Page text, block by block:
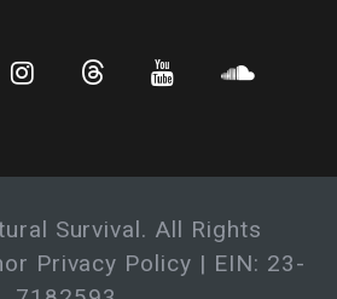
Survival. All Rights
Privacy Policy | EIN: 23-